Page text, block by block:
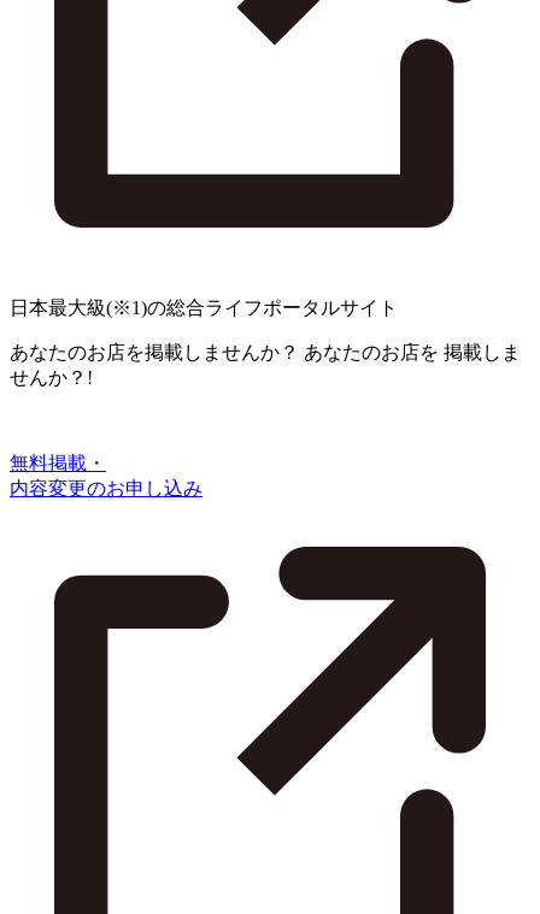
日本最大級(※1)の総合ライフポータルサイト
あなたのお店を掲載しませんか？ あなたのお店を 掲載しま
せんか？!
無料掲載・
内容変更のお申し込み